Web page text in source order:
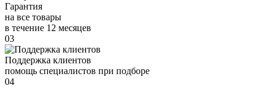
Гарантия
на все товары
в течение 12 месяцев
03
Поддержка клиентов
помощь специалистов при подборе
04